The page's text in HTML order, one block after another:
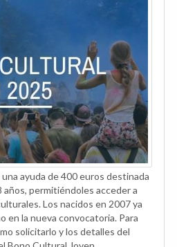
ayuda de 400 euros destinada
años, permitiéndoles acceder a
Los nacidos en 2007 ya
en la nueva convocatoria. Para
solicitarlo y los detalles del